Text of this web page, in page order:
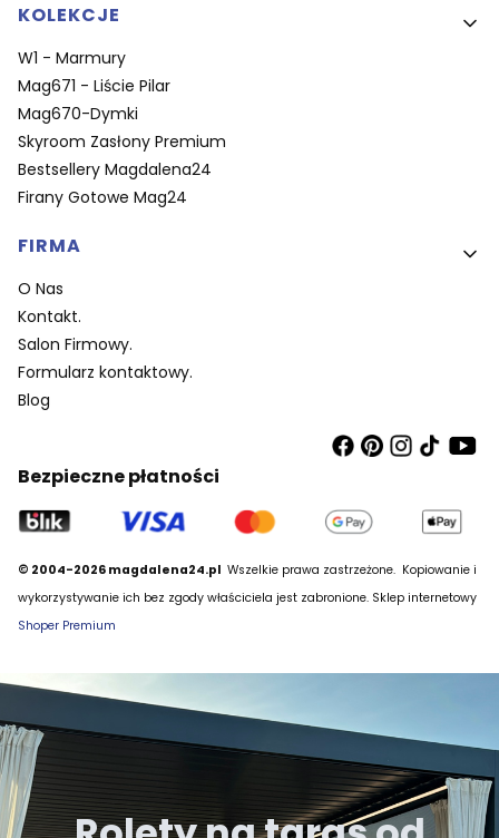
KOLEKCJE
W1 - Marmury
Mag671 - Liście Pilar
Mag670-Dymki
Skyroom Zasłony Premium
Bestsellery Magdalena24
Firany Gotowe Mag24
FIRMA
O Nas
Kontakt.
Salon Firmowy.
Formularz kontaktowy.
Blog
Bezpieczne płatności
© 2004-2026 magdalena24.pl Wszelkie prawa zastrzeżone. Kopiowanie i
wykorzystywanie ich bez zgody właściciela jest zabronione. Sklep internetowy
Shoper Premium